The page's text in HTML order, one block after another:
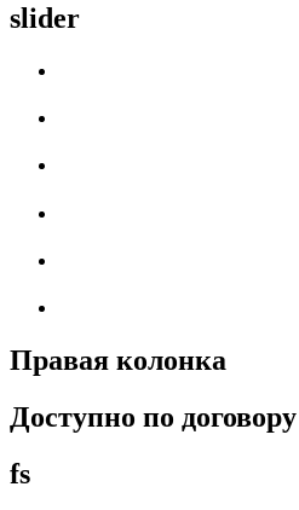
slider
Правая колонка
Доступно по договору
fs